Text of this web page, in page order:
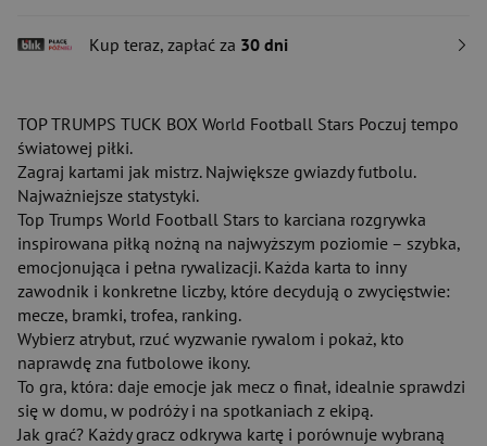
Kup teraz, zapłać za 30 dni
TOP TRUMPS TUCK BOX World Football Stars Poczuj tempo
światowej piłki.
Zagraj kartami jak mistrz. Największe gwiazdy futbolu.
Najważniejsze statystyki.
Top Trumps World Football Stars to karciana rozgrywka
inspirowana piłką nożną na najwyższym poziomie – szybka,
emocjonująca i pełna rywalizacji. Każda karta to inny
zawodnik i konkretne liczby, które decydują o zwycięstwie:
mecze, bramki, trofea, ranking.
Wybierz atrybut, rzuć wyzwanie rywalom i pokaż, kto
naprawdę zna futbolowe ikony.
To gra, która: daje emocje jak mecz o finał, idealnie sprawdzi
się w domu, w podróży i na spotkaniach z ekipą.
Jak grać? Każdy gracz odkrywa kartę i porównuje wybraną